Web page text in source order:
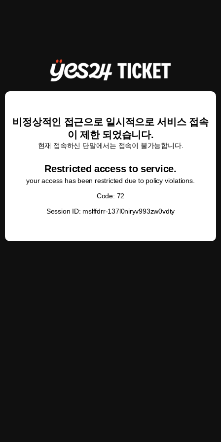
비정상적인 접근으로 일시적으로 서비스 접속
이 제한 되었습니다.
현재 접속하신 단말에서는 접속이 불가능합니다.
Restricted access to service.
your access has been restricted due to policy violations.
Code: 72
Session ID: mslffdrr-137l0niryv993zw0vdty